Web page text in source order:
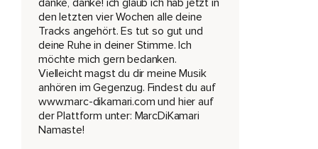
In denen können wir den Impuls nicht mehr ausleben.
Wenn der Ball über die Straße rollt,
Bremsen wir.
Das heißt,
Der Impuls kann abgearbeitet werden.
In vielen Situationen können wir das heute nicht mehr und
den letzten vier Wochen alle deine
Tracks angehört. Es tut so gut und
deine Ruhe in deiner Stimme. Ich
möchte mich gern bedanken.
Vielleicht magst du dir meine Musik
anhören im Gegenzug. Findest du auf
www.marc-dikamari.com und hier auf
der Plattform unter: MarcDiKamari
Namaste!